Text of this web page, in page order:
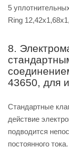
5
Ring
8.
43650, для
Стандартные
действие
подводится
постоянного